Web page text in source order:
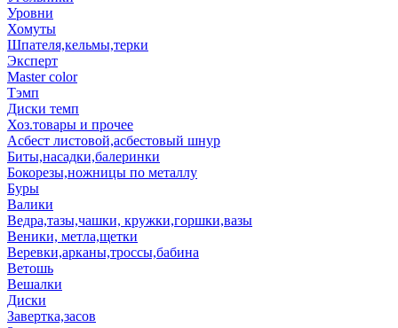
Уровни
Хомуты
Шпателя,кельмы,терки
Эксперт
Master color
Тэмп
Диски темп
Хоз.товары и прочее
Асбест листовой,асбестовый шнур
Биты,насадки,балеринки
Бокорезы,ножницы по металлу
Буры
Валики
Ведра,тазы,чашки, кружки,горшки,вазы
Веники, метла,щетки
Веревки,арканы,троссы,бабина
Ветошь
Вешалки
Диски
Завертка,засов